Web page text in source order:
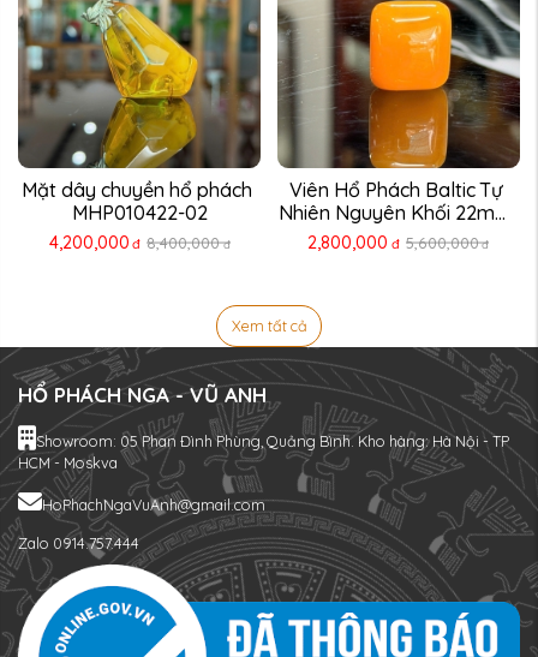
Mặt dây chuyền hổ phách
MHP010422-02
4,200,000 đ 8,400,000 đ
Viên Hổ Phách Baltic Tự
Nhiên Nguyên Khối 22mm
...
2,800,000 đ 5,600,000 đ
Xem tất cả
HỔ PHÁCH NGA - VŨ ANH
Showroom: 05 Phan Đình Phùng, Quảng Bình. Kho hàng: Hà Nội - TP
HCM - Moskva
HoPhachNgaVuAnh@gmail.com
Zalo 0914.757.444